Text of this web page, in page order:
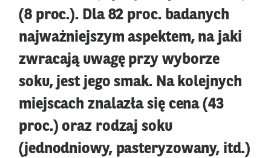
(8 proc.). Dla 82 proc. badanych
najważniejszym aspektem, na jaki
zwracają uwagę przy wyborze
soku, jest jego smak. Na kolejnych
miejscach znalazła się cena (43
proc.) oraz rodzaj soku
(jednodniowy, pasteryzowany, itd.)